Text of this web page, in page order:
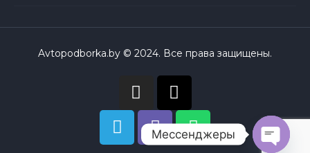
Avtopodborka.by © 2024. Все права защищены.
Мессенджеры